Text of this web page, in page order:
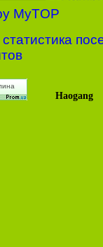
Haogang